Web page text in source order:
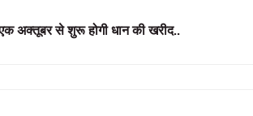
अक्तूबर से शुरू होगी धान की खरीद..